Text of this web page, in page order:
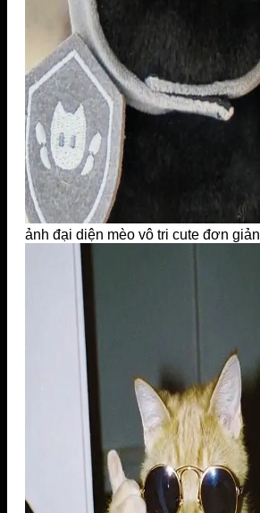
ảnh đại diện mèo vô tri cute đơn giản